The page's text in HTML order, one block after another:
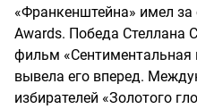
«Франкенштейна» имел за
Awards. Победа Стеллана
фильм «Сентиментальная
вывела его вперед.
избирателей «Золотого